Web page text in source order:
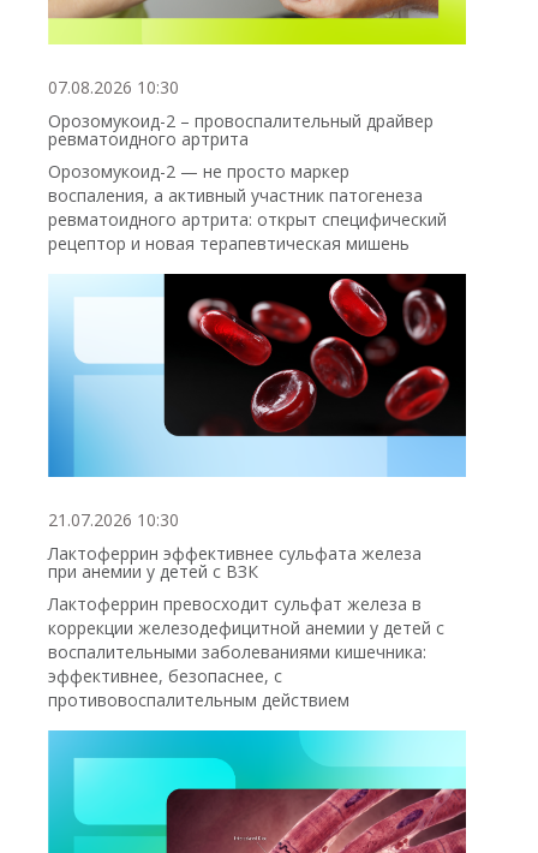
07.08.2026 10:30
Орозомукоид-2 – провоспалительный драйвер
ревматоидного артрита
Орозомукоид-2 — не просто маркер
воспаления, а активный участник патогенеза
ревматоидного артрита: открыт специфический
рецептор и новая терапевтическая мишень
21.07.2026 10:30
Лактоферрин эффективнее сульфата железа
при анемии у детей с ВЗК
Лактоферрин превосходит сульфат железа в
коррекции железодефицитной анемии у детей с
воспалительными заболеваниями кишечника:
эффективнее, безопаснее, с
противовоспалительным действием